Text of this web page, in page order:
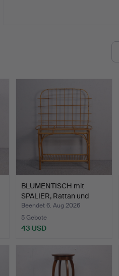
BLUMENTISCH mit
SPALIER, Rattan und
Strukt…
Beendet 6. Aug 2026
5 Gebote
43 USD